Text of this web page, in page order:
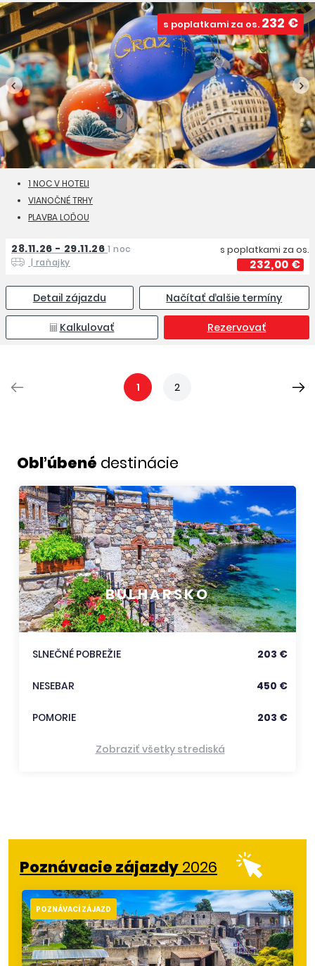
s poplatkami za os. 232 €
1 NOC V HOTELI
VIANOČNÉ TRHY
PLAVBA LOĎOU
28.11.26 - 29.11.26 1 noc
| raňajky
s poplatkami za os.
232,00 €
Detail zájazdu Načítať ďalšie termíny
Kalkulovať Rezervovať
1 2
Obľúbené destinácie
BULHARSKO
SLNEČNÉ POBREŽIE 203 €
NESEBAR 450 €
POMORIE 203 €
Zobraziť všetky strediská
Poznávacie zájazdy 2026
POZNÁVACÍ ZÁJAZD